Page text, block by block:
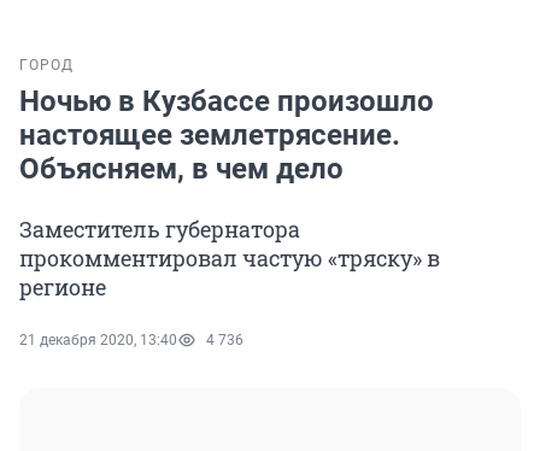
ГОРОД
Ночью в Кузбассе произошло
настоящее землетрясение.
Объясняем, в чем дело
Заместитель губернатора
прокомментировал частую «тряску» в
регионе
21 декабря 2020, 13:40 4 736